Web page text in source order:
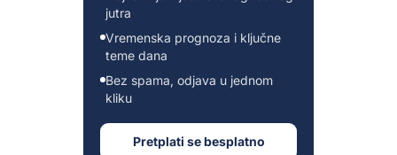
jutra
Vremenska prognoza i ključne
teme dana
Bez spama, odjava u jednom
kliku
Pretplati se besplatno